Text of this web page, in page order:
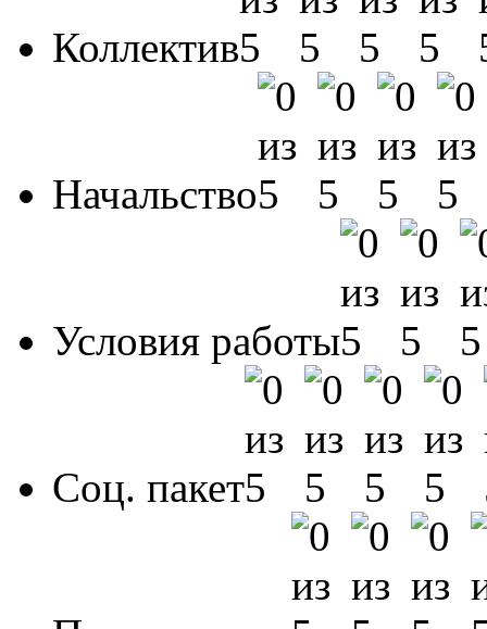
Коллектив
Начальство
Условия работы
Соц. пакет